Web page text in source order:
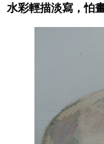
水彩輕描淡寫，怕